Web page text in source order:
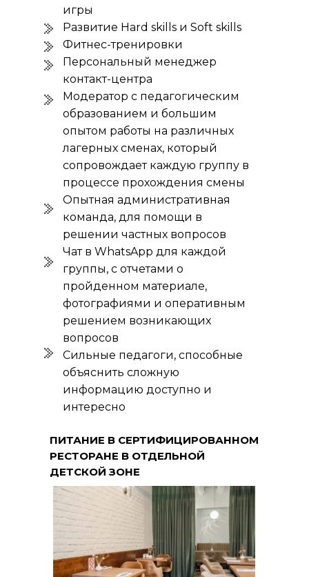
игры
Развитие Hard skills и Soft skills
Фитнес-тренировки
Персональный менеджер
контакт-центра
Модератор с педагогическим
образованием и большим
опытом работы на различных
лагерных сменах, который
сопровождает каждую группу в
процессе прохождения смены
Опытная административная
команда, для помощи в
решении частных вопросов
Чат в WhatsApp для каждой
группы, с отчетами о
пройденном материале,
фотографиями и оперативным
решением возникающих
вопросов
Сильные педагоги, способные
объяснить сложную
информацию доступно и
интересно
ПИТАНИЕ В СЕРТИФИЦИРОВАННОМ
РЕСТОРАНЕ В ОТДЕЛЬНОЙ
ДЕТСКОЙ ЗОНЕ
+7 (495) 818-64-46
+7 (980) 459-16-30
119602, Москва, улица
Покрышкина, 8к2
Наше местоположение